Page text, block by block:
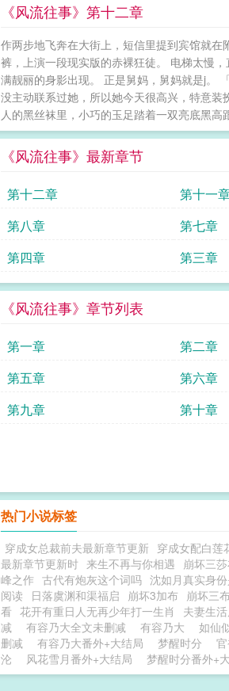
《风流往事》第十二章
作两步地飞奔在大街上，短信里提到宾馆就
裤，上演一段现实版的赤裸狂徒。 电梯太慢
满靓丽的身影出现。 正是舅妈，舅妈就是j。
没主动联系过她，所以她今天很高兴，特意
人的黑丝袜里，小巧的玉足踏着一双亮底黑高
《风流往事》最新章节
第十二章 第十一
第八章
第七章
第四章
第三章
《风流往事》章节列表
第一章 第二章
第五章
第六章
第九章
第十章
热门小说标签
穿成女总裁前夫最新章节更新 穿成女配白莲
最新章节更新时 来生不再与你相遇 崩坏三
峰之作 古代有炮灰这个词吗 沈如月真实身
阅读
日落虞渊和渠福启 崩坏3加布 崩坏三
看 花开有重日人无再少年打一生肖 夫妻生
减
有容乃大全文未删减 有容乃大 如仙
删减
有容乃大番外+大结局 梦醒时分
沦
风花雪月番外+大结局 梦醒时分番外+